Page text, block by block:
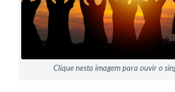
Clique nesta imagem para ouvir o